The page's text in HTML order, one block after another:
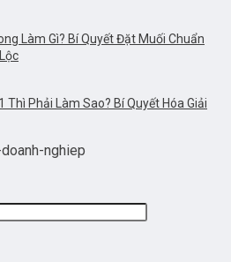
Làm Gì? Bí Quyết Đặt Muối Chuẩn
Thì Phải Làm Sao? Bí Quyết Hóa Giải